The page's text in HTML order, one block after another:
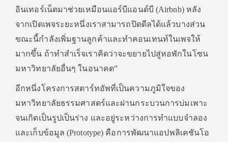
อินเทอร์เน็ตมาช่วยเหมือนแอร์บีแอนด์บี (Airbnb) หลัง
จากเปิดเพจระยะหนึ่งเราสามารถปิดดีลได้แล้วบางส่วน
ขณะนี้กำลังเพิ่มฐานลูกค้าและทำคอนเทนท์ในเพจให้
มากขึ้น ถ้าทำสำเร็จเราคิดว่าจะขยายไปสู่หอพักในโซน
มหาวิทยาลัยอื่นๆ ในอนาคต”
อีกหนึ่งโครงการสตาร์ทอัพที่เป็นความภูมิใจของ
มหาวิทยาลัยธรรมศาสตร์และผ่านกระบวนการบ่มเพาะ
จนเกิดเป็นรูปเป็นร่าง และอยู่ระหว่างการทำแบบจำลอง
และเก็บข้อมูล (Prototype) คือการพัฒนาแอปพลิเคชันโอ